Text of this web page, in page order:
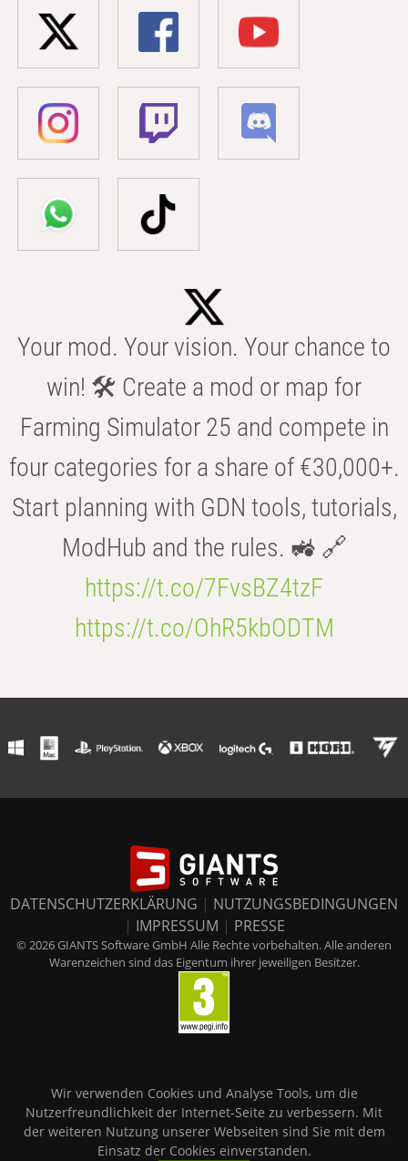
Your mod. Your vision. Your chance to
win! 🛠️ Create a mod or map for
Farming Simulator 25 and compete in
four categories for a share of €30,000+.
Start planning with GDN tools, tutorials,
ModHub and the rules. 🚜 🔗
https://t.co/7FvsBZ4tzF
https://t.co/OhR5kbODTM
DATENSCHUTZERKLÄRUNG | NUTZUNGSBEDINGUNGEN
| IMPRESSUM | PRESSE
© 2026 GIANTS Software GmbH Alle Rechte vorbehalten. Alle anderen
Warenzeichen sind das Eigentum ihrer jeweiligen Besitzer.
Wir verwenden Cookies und Analyse Tools, um die
Nutzerfreundlichkeit der Internet-Seite zu verbessern. Mit
der weiteren Nutzung unserer Webseiten sind Sie mit dem
Einsatz der Cookies einverstanden.